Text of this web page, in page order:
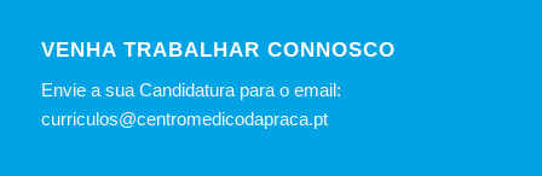
VENHA TRABALHAR CONNOSCO
Envie a sua Candidatura para o email:
curriculos@centromedicodapraca.pt